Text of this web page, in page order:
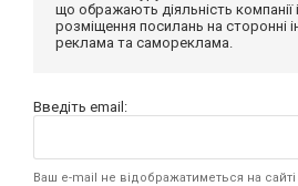
що ображають діяльність компанії і
розміщення посилань на сторонні
реклама та самореклама.
Введіть email:
Ваш e-mail не відображатиметься на сайті